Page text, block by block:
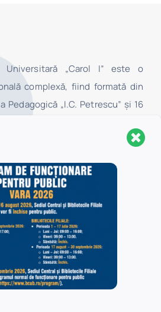
Universitară „Carol I” este o
complexă, fiind formată din
Pedagogică „I.C. Petrescu” şi 16
au acces toate categoriile
numai studenţii şi cadrele
Universității din București, iar
ale acestora au acces toate
uri